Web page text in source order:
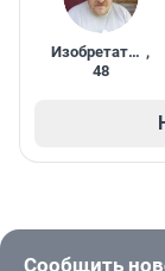
Изобретатель ,
48
Сообщить